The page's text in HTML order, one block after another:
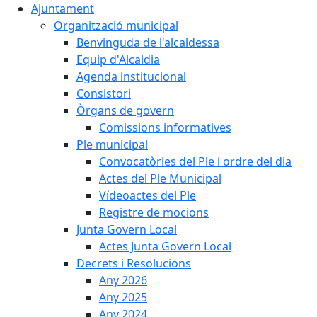
Ajuntament
Organització municipal
Benvinguda de l'alcaldessa
Equip d'Alcaldia
Agenda institucional
Consistori
Òrgans de govern
Comissions informatives
Ple municipal
Convocatòries del Ple i ordre del dia
Actes del Ple Municipal
Vídeoactes del Ple
Registre de mocions
Junta Govern Local
Actes Junta Govern Local
Decrets i Resolucions
Any 2026
Any 2025